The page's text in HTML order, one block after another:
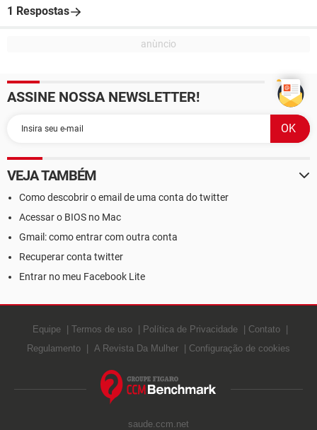
1 Respostas
ASSINE NOSSA NEWSLETTER!
VEJA TAMBÉM
Como descobrir o email de uma conta do twitter
Acessar o BIOS no Mac
Gmail: como entrar com outra conta
Recuperar conta twitter
Entrar no meu Facebook Lite
Equipe Termos de uso Política de Privacidade
Contato
Regulamento
A Revista Da Mulher Configuração de cookies
saude.ccm.net